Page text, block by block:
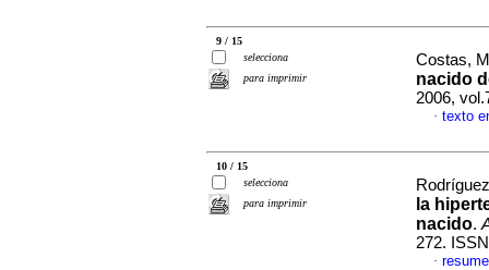
9 / 15
selecciona
para imprimir
Costas,
nacido
2006,
· texto
10 / 15
selecciona
para imprimir
la
nacido.
272.
·